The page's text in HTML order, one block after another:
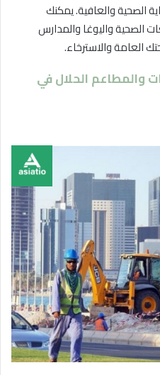
الصحية والعافية. يمكنك
الصحية واليوغا والمدارس
العامة والاسترخاء.
والمطاعم الحلال في